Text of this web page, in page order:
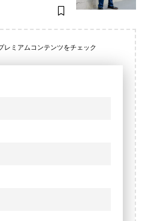
レミアムコンテンツをチェック